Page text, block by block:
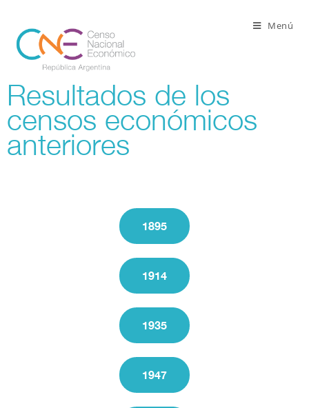
Menú
Resultados de los
censos económicos
anteriores
1895
1914
1935
1947